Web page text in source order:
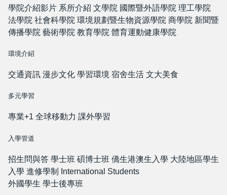
學院介紹影片 系所介紹 文學院 國際暨外語學院 理工學院
法學院 社會科學院 環境規劃暨生物資源學院 商學院 新聞暨
傳播學院 藝術學院 教育學院 體育運動健康學院
環境介紹
交通資訊 漫步文化 學習環境 宿舍生活 文大美食
多元學習
專業+1 全球移動力 課外學習
入學管道
招生問與答 學士班 碩博士班 僑生港澳生入學 大陸地區學生
入學 進修學制
International Students
外國學生 學士後專班